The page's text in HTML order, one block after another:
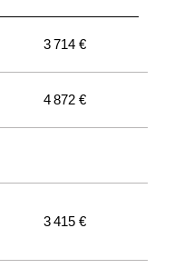
3 714 €
4 872 €
3 415 €